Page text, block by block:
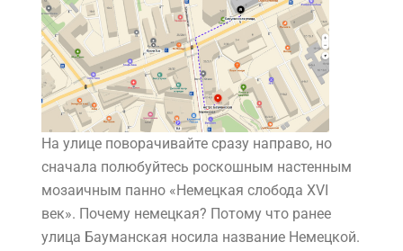
На улице поворачивайте сразу направо, но
сначала полюбуйтесь роскошным настенным
мозаичным панно «Немецкая слобода XVI
век». Почему немецкая? Потому что ранее
улица Бауманская носила название Немецкой.